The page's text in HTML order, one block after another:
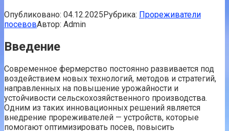
Опубликовано: 04.12.2025Рубрика: Прореживатели
посевовАвтор: Admin
Введение
Современное фермерство постоянно развивается под
воздействием новых технологий, методов и стратегий,
направленных на повышение урожайности и
устойчивости сельскохозяйственного производства.
Одним из таких инновационных решений является
внедрение прореживателей — устройств, которые
помогают оптимизировать посев, повысить